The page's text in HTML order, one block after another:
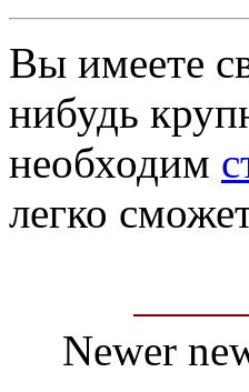
Вы имеете
нибудь
необходим
легко
Newer